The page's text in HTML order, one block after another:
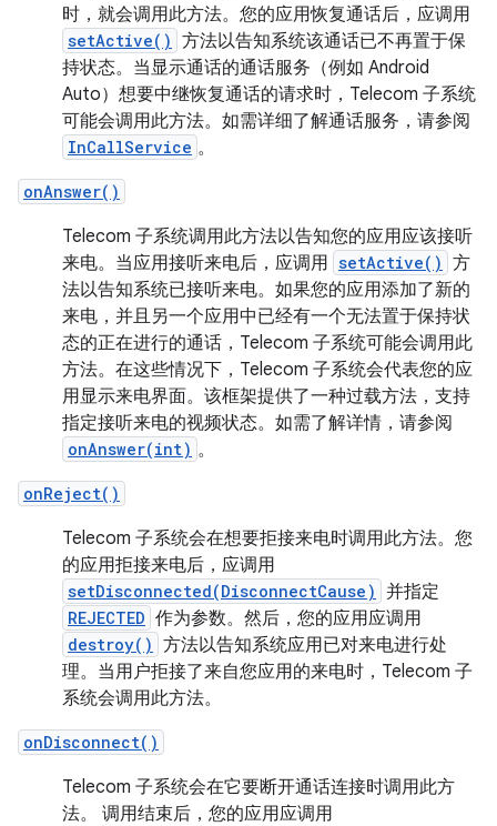
时，就会调用此方法。您的应用恢复通话后，应调用
setActive() 方法以告知系统该通话已不再置于保
持状态。当显示通话的通话服务（例如 Android
Auto）想要中继恢复通话的请求时，Telecom 子系统
可能会调用此方法。如需详细了解通话服务，请参阅
InCallService 。
onAnswer()
Telecom 子系统调用此方法以告知您的应用应该接听
来电。当应用接听来电后，应调用 setActive() 方
法以告知系统已接听来电。如果您的应用添加了新的
来电，并且另一个应用中已经有一个无法置于保持状
态的正在进行的通话，Telecom 子系统可能会调用此
方法。在这些情况下，Telecom 子系统会代表您的应
用显示来电界面。该框架提供了一种过载方法，支持
指定接听来电的视频状态。如需了解详情，请参阅
onAnswer(int) 。
onReject()
Telecom 子系统会在想要拒接来电时调用此方法。您
的应用拒接来电后，应调用
setDisconnected(DisconnectCause) 并指定
REJECTED 作为参数。然后，您的应用应调用
destroy() 方法以告知系统应用已对来电进行处
理。当用户拒接了来自您应用的来电时，Telecom 子
系统会调用此方法。
onDisconnect()
Telecom 子系统会在它要断开通话连接时调用此方
法。 调用结束后，您的应用应调用